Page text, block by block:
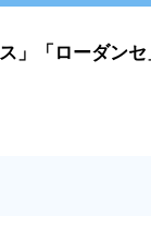
」「ローダン